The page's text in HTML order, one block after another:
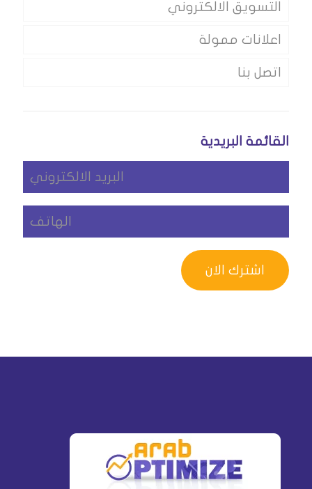
التسويق الالكتروني
اعلانات ممولة
اتصل بنا
القائمة البريدية